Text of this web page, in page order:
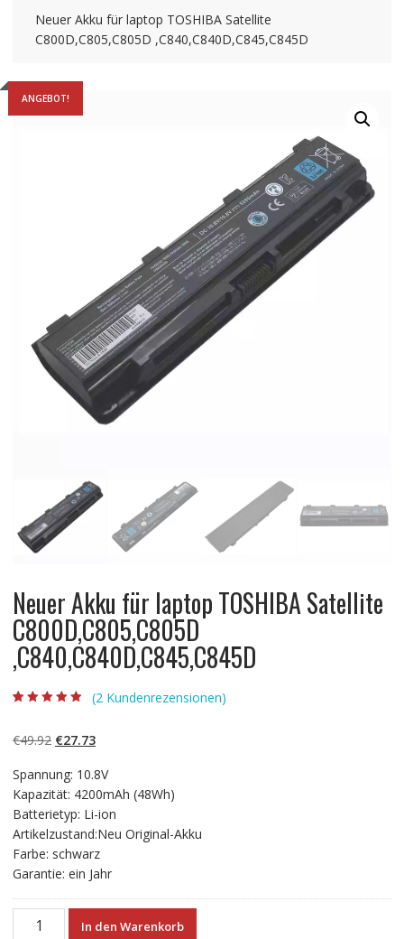
Neuer Akku für laptop TOSHIBA Satellite
C800D,C805,C805D ,C840,C840D,C845,C845D
ANGEBOT!
Neuer Akku für laptop TOSHIBA Satellite
C800D,C805,C805D
,C840,C840D,C845,C845D
basierend auf
Kundenbewert
(2 Kundenrezensionen)
€49.92 Ursprünglicher
war:
€49.92
€27.73Aktueller
ist:
€27.73.
Spannung: 10.8V
Kapazität: 4200mAh (48Wh)
Batterietyp: Li-ion
Artikelzustand:Neu Original-Akku
Farbe: schwarz
Garantie: ein Jahr
Neuer
In den Warenkorb